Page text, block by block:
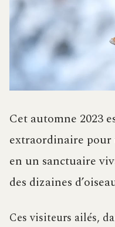
Cet automne 2023
extraordinaire
en un sanctuaire
des dizaines
Ces visiteurs ailés,